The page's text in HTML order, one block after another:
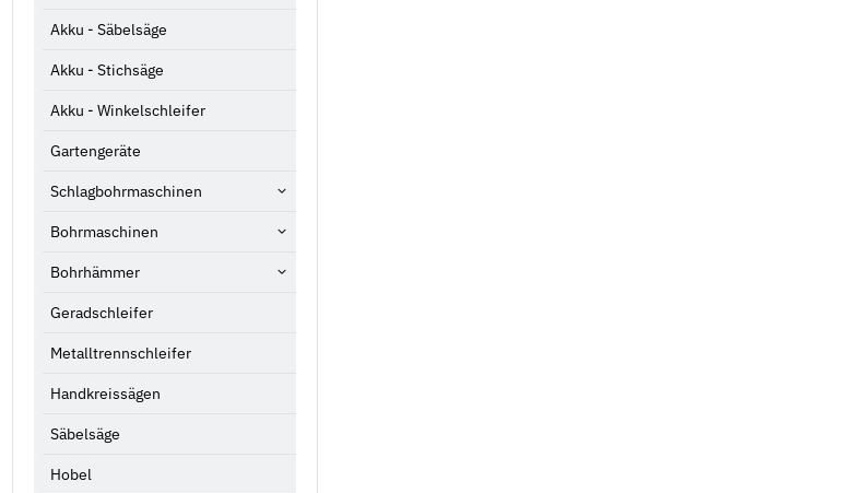
Akku - Säbelsäge
Akku - Stichsäge
Akku - Winkelschleifer
Gartengeräte
Schlagbohrmaschinen
Bohrmaschinen
Bohrhämmer
Geradschleifer
Metalltrennschleifer
Handkreissägen
Säbelsäge
Hobel